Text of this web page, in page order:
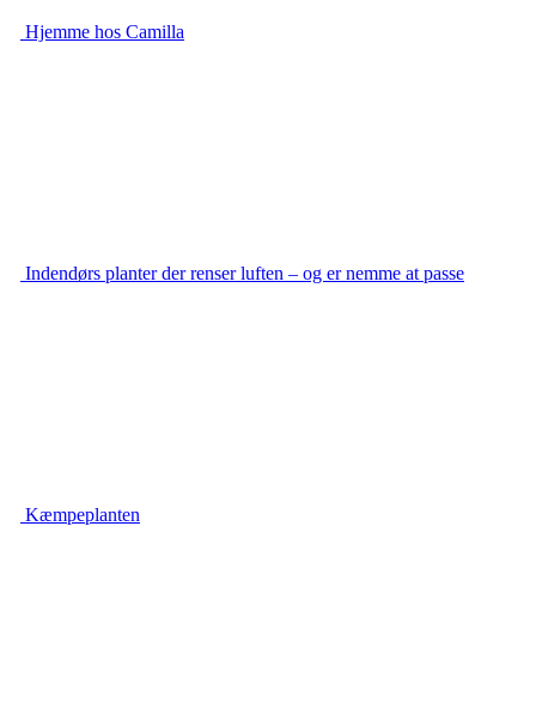
Hjemme hos Camilla
Indendørs planter der renser luften – og er nemme at passe
Kæmpeplanten